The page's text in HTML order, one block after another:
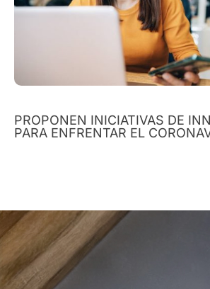
PROPONEN INICIATIVAS DE
PARA ENFRENTAR EL